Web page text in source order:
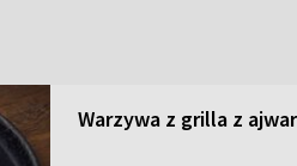
Warzywa z grilla z